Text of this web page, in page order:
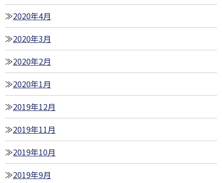
2020年4月
2020年3月
2020年2月
2020年1月
2019年12月
2019年11月
2019年10月
2019年9月